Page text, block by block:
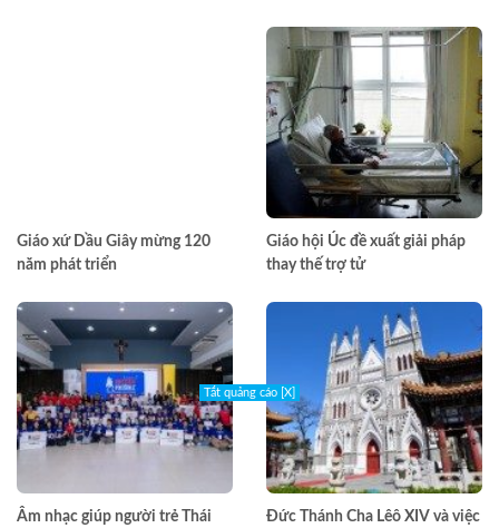
Giáo xứ Dầu Giây mừng 120
năm phát triển
Giáo hội Úc đề xuất giải pháp
thay thế trợ tử
Âm nhạc giúp người trẻ Thái Đức Thánh Cha Lêô XIV và việc
Tắt quảng cáo [X]